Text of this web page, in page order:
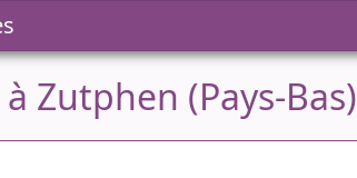
Zutphen (Pays-Bas)